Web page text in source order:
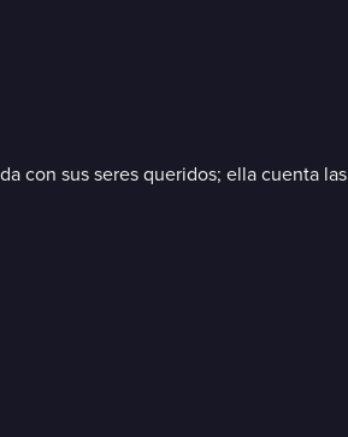
sus seres queridos; ella cuenta